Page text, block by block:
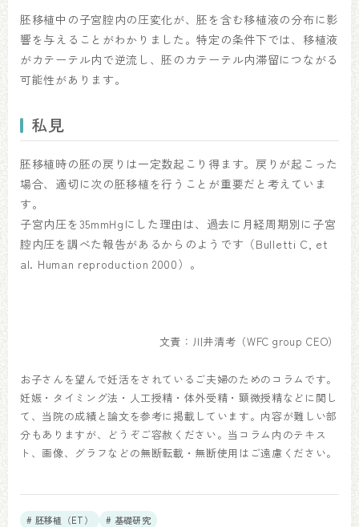
胚移植中の子宮腔内の圧変化が、胚を含む移植液の分布に影
響を与えることがわかりました。特定の条件下では、移植液
がカテーテル内で逆流し、胚のカテーテル内滞留につながる
可能性があります。
私見
胚移植時の胚の戻りは一定数起こり得ます。戻りが起こった
場合、適切に次の胚移植を行うことが重要だと考えていま
す。
子宮内圧を35mmHgにした理由は、過去に月経周期別に子宮
腔内圧を調べた報告があるからのようです（Bulletti C, et
al. Human reproduction 2000）。
文責：川井清考（WFC group CEO）
お子さんを望んで妊活をされているご夫婦のためのコラムです。
妊娠・タイミング法・人工授精・体外受精・顕微授精などに関し
て、当院の成績と論文を参考に掲載しています。内容が難しい部
分もありますが、どうぞご容赦ください。当コラム内のテキス
ト、画像、グラフなどの無断転載・無断使用はご遠慮ください。
# 胚移植（ET） # 基礎研究